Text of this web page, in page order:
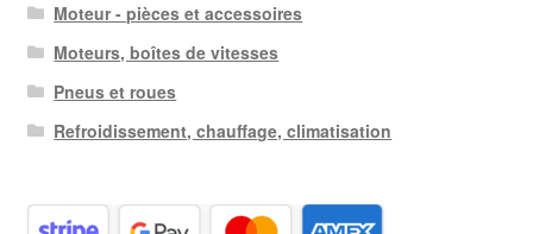
Moteur - pièces et accessoires
Moteurs, boîtes de vitesses
Pneus et roues
Refroidissement, chauffage, climatisation